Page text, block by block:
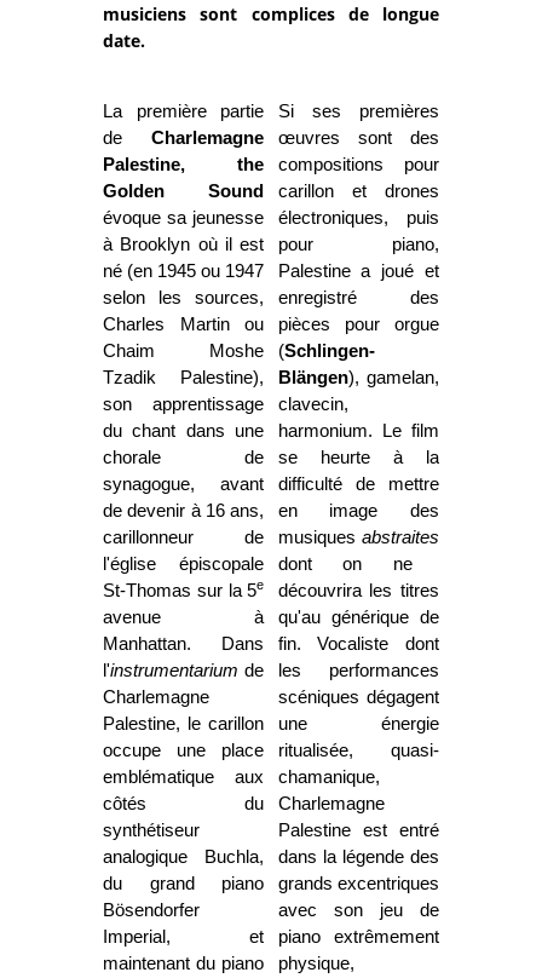
musiciens sont complices de longue
date.
La première partie
deCharlemagne
Palestine, the
Golden Sound
évoque sa jeunesse
à Brooklyn où il est
né (en 1945 ou 1947
selon les sources,
Charles Martin ou
Chaim Moshe
Tzadik Palestine),
son apprentissage
du chant dans une
chorale de
synagogue, avant
de devenir à 16 ans,
carillonneur de
l'église épiscopale
St-Thomas sur la 5e
avenue à
Manhattan. Dans
l'instrumentarium de
Charlemagne
Palestine, le carillon
occupe une place
emblématique aux
côtés du
synthétiseur
analogique Buchla,
du grand piano
Bösendorfer
Imperial, et
maintenant du piano
Si ses premières
œuvres sont des
compositions pour
carillon et drones
électroniques, puis
pour piano,
Palestine a joué et
enregistré des
pièces pour orgue
(Schlingen-
Blängen), gamelan,
clavecin,
harmonium. Le film
se heurte à la
difficulté de mettre
en image des
musiques abstraites
dont on ne
découvrira les titres
qu'au générique de
fin. Vocaliste dont
les performances
scéniques dégagent
une énergie
ritualisée, quasi-
chamanique,
Charlemagne
Palestine est entré
dans la légende des
grands excentriques
avec son jeu de
piano extrêmement
physique,